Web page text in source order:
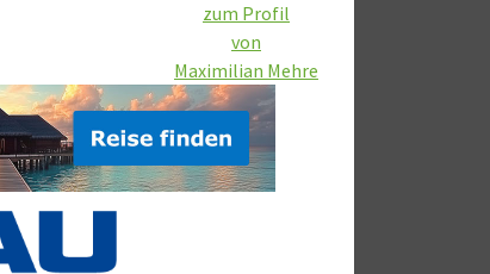
zum Profil
von
Maximilian Mehre